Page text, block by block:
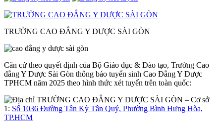
TRƯỜNG CAO ĐẲNG Y DƯỢC SÀI GÒN
Căn cứ theo quyết định của Bộ Giáo dục & Đào tạo, Trường Cao
đẳng Y Dược Sài Gòn thông báo tuyển sinh Cao Đẳng Y Dược
TPHCM năm 2025 theo hình thức xét tuyển trên toàn quốc:
– Cơ sở
1: Số 1036 Đường Tân Kỳ Tân Quý, Phường Bình Hưng Hòa,
TP.HCM